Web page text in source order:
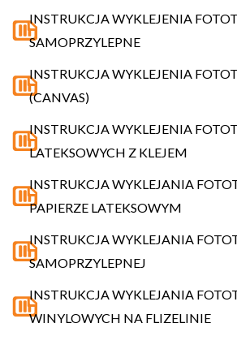
INSTRUKCJA WYKLEJENIA
SAMOPRZYLEPNE
INSTRUKCJA WYKLEJENIA
(CANVAS)
INSTRUKCJA WYKLEJENIA
LATEKSOWYCH Z KLEJEM
INSTRUKCJA WYKLEJANIA
PAPIERZE LATEKSOWYM
INSTRUKCJA WYKLEJANIA
SAMOPRZYLEPNEJ
INSTRUKCJA WYKLEJANIA
WINYLOWYCH NA FLIZELINIE